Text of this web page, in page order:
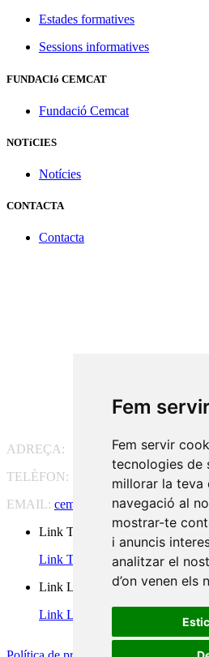
Fem
Fem servir
tecnologies de
millorar la teva
navegació al
mostrar-te
i anuncis
analitzar el
d’on venen els
Estades formatives
Sessions informatives
FUNDACIó CEMCAT
Fundació Cemcat
NOTíCIES
Notícies
CONTACTA
Contacta
ADREÇA:
Pg. Vall d'Hebron, 119-
TELÈFON:
93 175 15 55
EMAIL: cem-cat@cem-cat.org
Link Twitter
Link Twitter
Link Linkedin
Link Linkedin